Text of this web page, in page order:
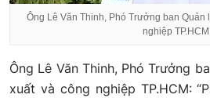
Ông Lê Văn Thinh, Phó Trưởng ban Quản
nghiệp TP.HCM
Ông Lê Văn Thinh, Phó Trưởng
xuất và công nghiệp TP.HCM: